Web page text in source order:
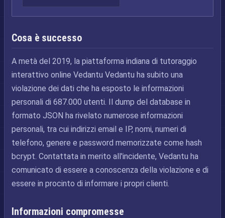
Cosa è successo
A metà del 2019, la piattaforma indiana di tutoraggio
interattivo online Vedantu Vedantu ha subito una
violazione dei dati che ha esposto le informazioni
personali di 687.000 utenti. Il dump del database in
formato JSON ha rivelato numerose informazioni
personali, tra cui indirizzi email e IP, nomi, numeri di
telefono, genere e password memorizzate come hash
bcrypt. Contattata in merito all'incidente, Vedantu ha
comunicato di essere a conoscenza della violazione e di
essere in procinto di informare i propri clienti.
Informazioni compromesse